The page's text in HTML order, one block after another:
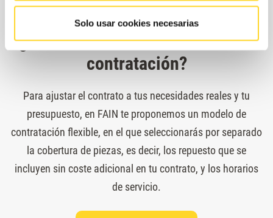
Solo usar cookies necesarias
¿Cuáles son las modalidades de
contratación?
Para ajustar el contrato a tus necesidades reales y tu
presupuesto, en FAIN te proponemos un modelo de
contratación flexible, en el que seleccionarás por separado
la cobertura de piezas, es decir, los repuesto que se
incluyen sin coste adicional en tu contrato, y los horarios
de servicio.